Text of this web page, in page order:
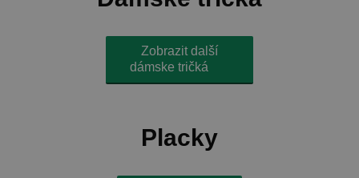
Zobrazit další
dámske tričká
Placky